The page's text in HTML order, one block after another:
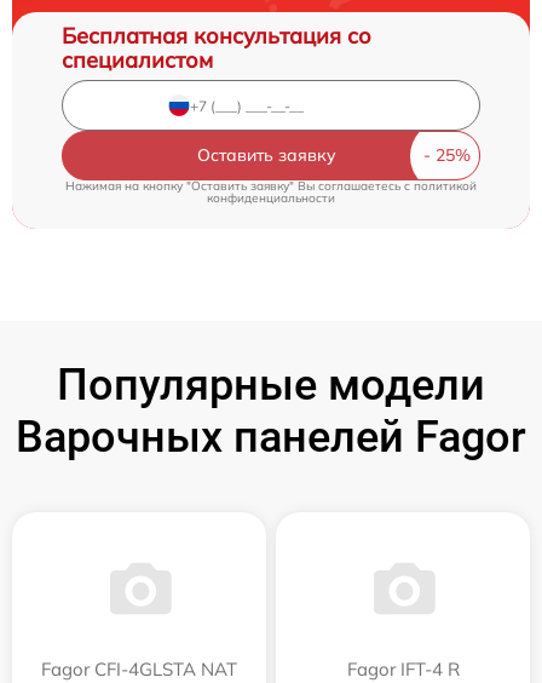
Бесплатная консультация со
специалистом
Оставить заявку
Нажимая на кнопку "Оставить заявку" Вы соглашаетесь c политикой
конфиденциальности
Популярные модели
Варочных панелей Fagor
Fagor CFI-4GLSTA NAT Fagor IFT-4 R